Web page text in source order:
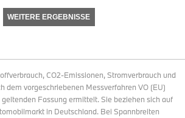
WEITERE ERGEBNISSE
CO2-Emissionen, Stromverbrauch und
dem vorgeschriebenen Messverfahren VO (EU)
Fassung ermittelt. Sie beziehen sich auf
in Deutschland. Bei Spannbreiten